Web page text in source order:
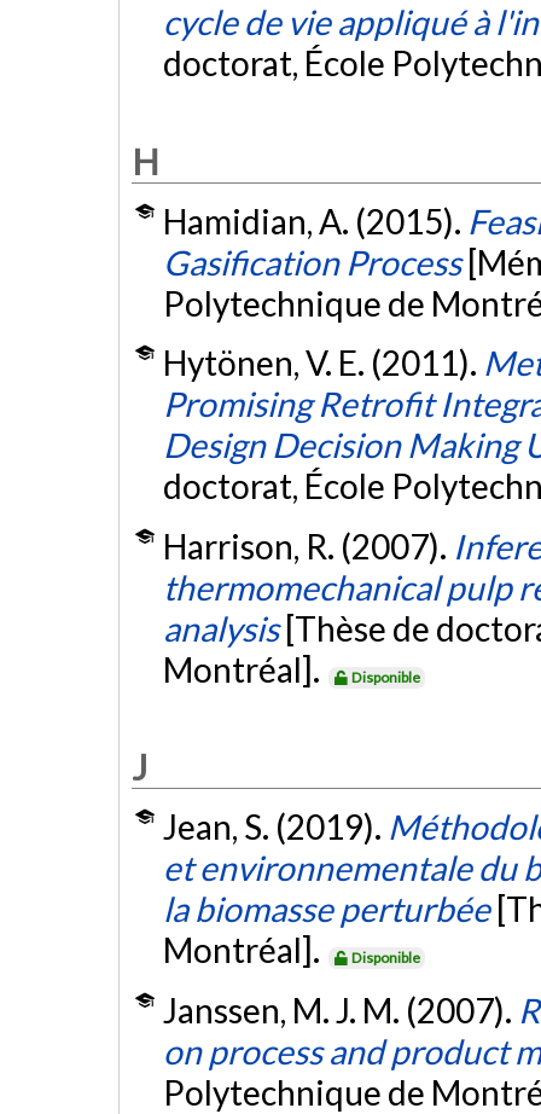
cycle de vie appliqué à
doctorat, École
H
Hamidian, A. (2015).
Gasification Process
Polytechnique de
Hytönen, V. E. (2011).
Promising Retrofit
Design Decision Making
doctorat, École
Harrison, R. (2007).
thermomechanical pulp
analysis [Thèse de
Montréal].
Disponible
J
Jean, S. (2019).
et environnementale du
la biomasse perturbée
Montréal].
Disponible
Janssen, M. J. M. (2007).
on process and product
Polytechnique de